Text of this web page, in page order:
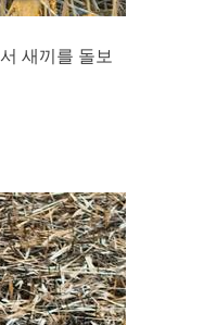
새끼를 돌보